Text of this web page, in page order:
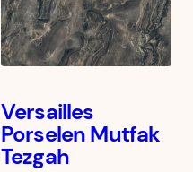
Versailles
Porselen Mutfak
Tezgah